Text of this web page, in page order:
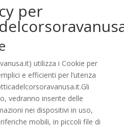
per
utilizza i Cookie per
e efficienti per l’utenza
vedranno inserite delle
nei dispositivi in uso,
mobili, in piccoli file di